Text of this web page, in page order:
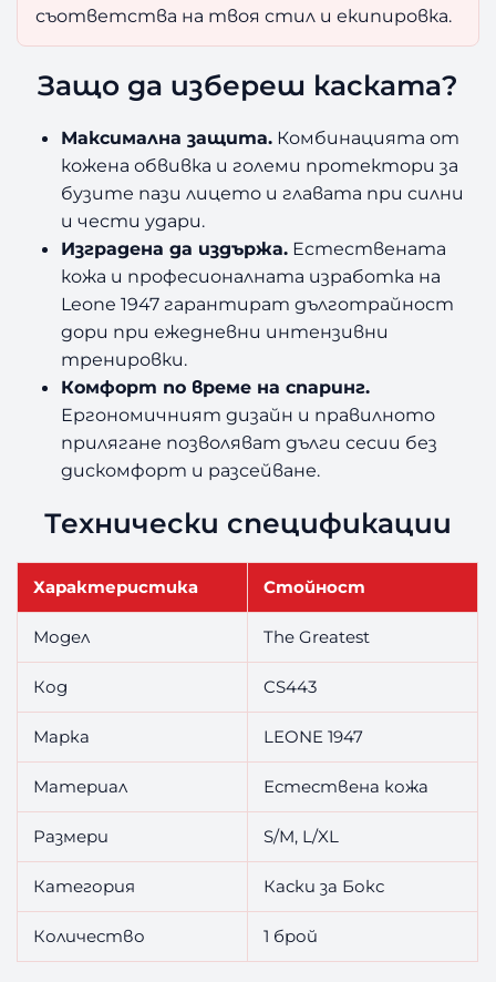
съответства на твоя стил и екипировка.
Защо да избереш каската?
Максимална защита. Комбинацията от
кожена обвивка и големи протектори за
бузите пази лицето и главата при силни
и чести удари.
Изградена да издържа. Естествената
кожа и професионалната изработка на
Leone 1947 гарантират дълготрайност
дори при ежедневни интензивни
тренировки.
Комфорт по време на спаринг.
Ергономичният дизайн и правилното
прилягане позволяват дълги сесии без
дискомфорт и разсейване.
Технически спецификации
Характеристика Стойност
Модел The Greatest
Код CS443
Марка LEONE 1947
Материал Естествена кожа
Размери S/M, L/XL
Категория Каски за Бокс
Количество 1 брой